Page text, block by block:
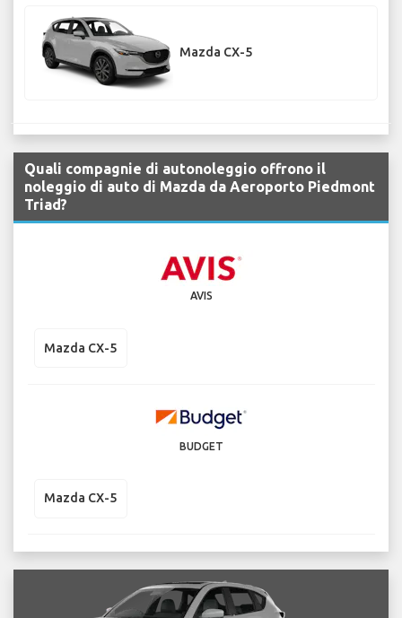
Mazda CX-5
Quali compagnie di autonoleggio offrono il
noleggio di auto di Mazda da Aeroporto Piedmont
Triad?
AVIS
Mazda CX-5
BUDGET
Mazda CX-5